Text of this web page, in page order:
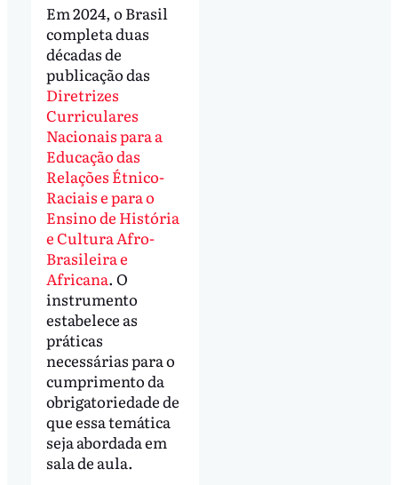
Em 2024, o Brasil
completa duas
décadas de
publicação das
Diretrizes
Curriculares
Nacionais para a
Educação das
Relações Étnico-
Raciais e para o
Ensino de História
e Cultura Afro-
Brasileira e
Africana. O
instrumento
estabelece as
práticas
necessárias para o
cumprimento da
obrigatoriedade de
que essa temática
seja abordada em
sala de aula.